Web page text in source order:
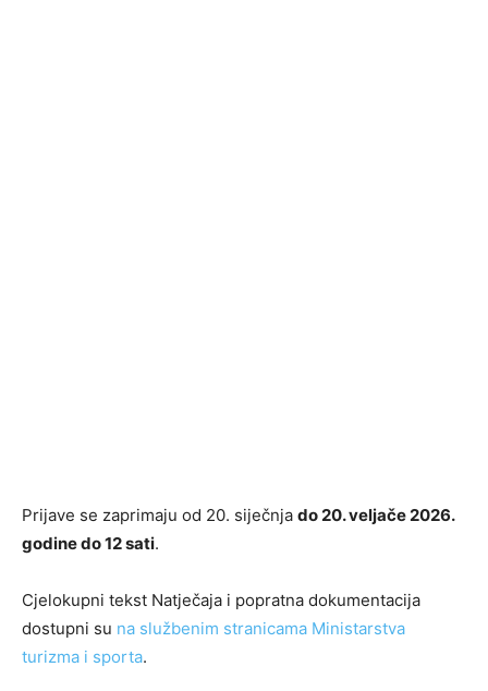
Prijave se zaprimaju od 20. siječnja do 20. veljače 2026.
godine do 12 sati.
Cjelokupni tekst Natječaja i popratna dokumentacija
dostupni su na službenim stranicama Ministarstva
turizma i sporta.